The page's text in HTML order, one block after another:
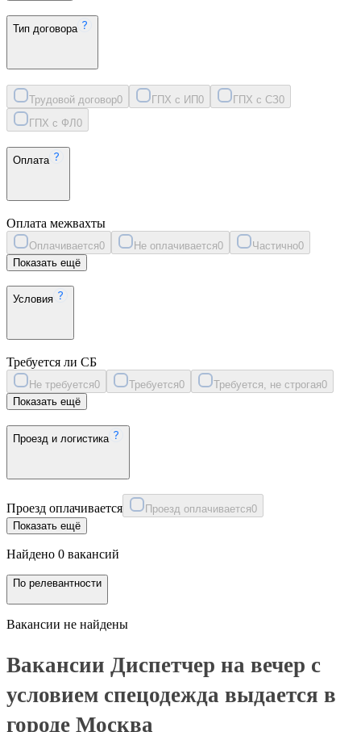
Тип договора
Трудовой договор0 ГПХ с ИП0 ГПХ с СЗ0
ГПХ с ФЛ 0
Оплата
Оплата межвахты
Оплачивается0 Не оплачивается0 Частично0
Показать ещё
Условия
Требуется ли СБ
Не требуется0 Требуется0 Требуется, не строгая0
Показать ещё
Проезд и логистика
Проезд оплачивается Проезд оплачивается0
Показать ещё
Найдено 0 вакансий
По релевантности
Вакансии не найдены
Вакансии Диспетчер на вечер с
условием спецодежда выдается в
городе Москва